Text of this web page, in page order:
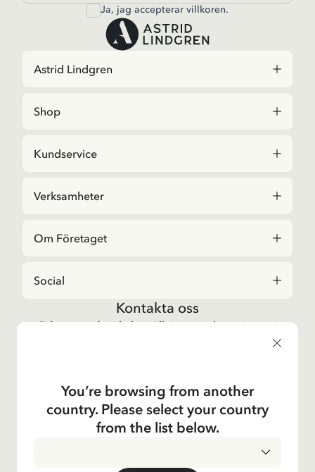
Ja, jag accepterar villkoren.
Astrid Lindgren
Shop
Kundservice
Verksamheter
Om Företaget
Social
Kontakta oss
Frågor angående beställningar och sortiment i
, vänligen kontakta vår
shop@astridlindgren.com
Om du vill komma i kontakt med Astrid Lindgren
Aktiebolag så hittar du alla medarbetare här:
You’re browsing from another
country. Please select your country
from the list below.